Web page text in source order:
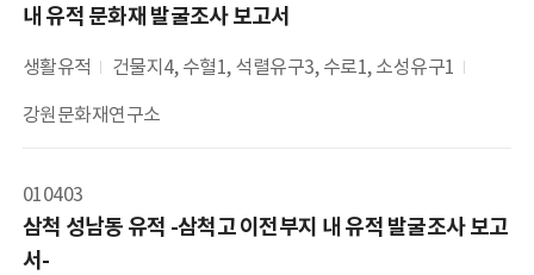
내 유적 문화재 발굴조사 보고서
생활유적
건물지4, 수혈1, 석렬유구3, 수로1, 소성유구1
강원문화재연구소
010403
삼척 성남동 유적 -삼척고 이전부지 내 유적 발굴조사 보고
서-